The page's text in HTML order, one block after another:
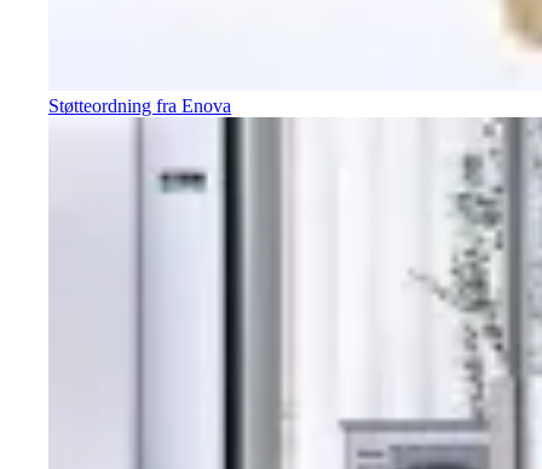
Støtteordning fra Enova